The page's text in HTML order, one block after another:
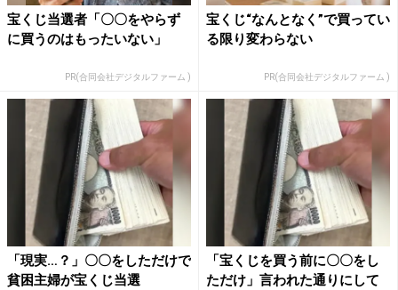
宝くじ当選者「〇〇をやらず
に買うのはもったいない」
PR(合同会社デジタルファーム )
宝くじ“なんとなく”で買ってい
る限り変わらない
PR(合同会社デジタルファーム )
「現実…？」〇〇をしただけで
貧困主婦が宝くじ当選
「宝くじを買う前に〇〇をし
ただけ」言われた通りにして